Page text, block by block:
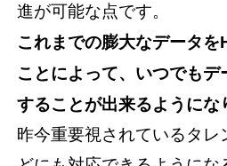
進が可能な点です。
これまでの膨大なデータ
ことによって、いつでもデ
することが出来るようにな
昨今重要視されているタレ